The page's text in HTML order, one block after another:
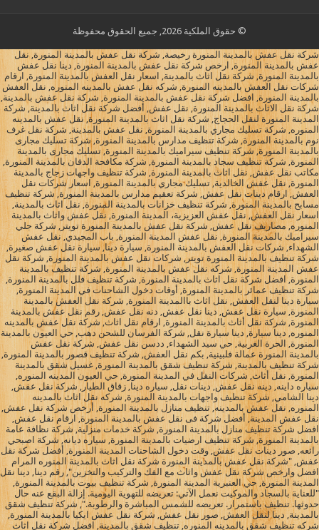
© حقوق الملكية 2026, جميع الحقوق محفوظة
شركة نقل عفش بالمدينة المنورة رخيصة, شركة نقل عفش بالمدينة المنورة, نقل
عفش بالمدينة المنورة, ارخص شركة نقل عفش بالمدينة المنورة, دينا نقل عفش
بالمدينة المنورة, شركة نقل اثاث بالمدينة, اسعار نقل العفش بالمدينة المنورة, ارقام
شركات نقل العفش بالمدينه المنورة, شركه نقل عفش بالمدينه المنوره, نقل العفش
بالمدينة المنورة, افضل شركة نقل عفش بالمدينة المنورة, شركة نقل عفش بالمدينة,
شركة نقل الاثاث بالمدينة المنورة, نقل عفش, أفضل شركة نقل اثاث بالمدينة, شركة
المدينة المنورة لنقل الحجاج, شركة نقل اثاث بالمدينة المنورة, نقل عفش بالمدينه
المنوره, شركة تسليك مجاري بالمدينة المنورة, نقل عفش بالمدينة, شركة نقل غرف
نوم بالمدينة المنورة, شركة تنظيف مدارس بالمدينة المنورة, شركة تسليك مجارى
بالمدينة المنورة, شركة تنظيف سيراميك بالمدينة المنورة, تسليك مجارى بالمدينة
المنورة, شركة تنظيف سجاد بالمدينة المنورة, شركة مكافحة الدفان بالمدينة المنورة,
مكاتب نقل عفش, نقل اثاث بالمدينة المنورة, شركة تنظيف واجهات زجاج بالمدينة
المنورة, نقل عفش الخالدية, تسليك مجاري بالمدينة المنورة, اسعار شركات نقل
العفش, ارقام دينات نقل عفش, شركة تعقيم مدارس بالمدينة المنورة, شركة تنظيف
مسابح بالمدينة المنورة, شركة تنظيف خزانات بالمدينة المنورة, نقل اثاث بالمدينة,
اسعار نقل العفش, نقل عفش العزيزية، المدينة المنورة, نقل عفش واثاث بالمدينة
المنوره, مصاريف نقل عفش, شركة نقل عفش بالمدينة المنورة تويتر, شركة جلي
سيراميك بالمدينة المنورة, نقل عفش المدينة المنورة, باب المجيدي, نقل عفش
الشهداء, شركات نقل العفش بالمدينة المنورة, سيارة دينا, سيارة نقل عفش صغيرة,
شركة تنظيف بالمدينة المنورة تويتر, شركات نقل عفش بالمدينة المنورة, شركة نقل
عفش المدينة المنورة, شركه نقل عفش بالمدينة المنورة, شركة تنظيف بالمدينة
المنورة, افضل شركة نقل اثاث بالمدينة المنورة, شركة تنظيف فلل بالمدينة المنورة,
شركة تنظيف عمائر بالمدينة المنورة, أوقات دخول الشاحنات في المدينة المنورة,
سيارة دينا لنقل العفش, نقل اثاث باالمدينة المنورة, شركة نقل العفش بالمدينة
المنورة, سيارة نقل عفش, دينا نقل عفش, دنه نقل عفش, رقم نقل عفش بالمدينة
المنورة, شركة نقل أثاث بالمدينة المنورة, ارقام نقل اثاث, شركة نقل عفش بالمدينه
المنوره, دينا سيارة, دينا سيارة نقل, شركة الفرسان للشحن دهب, حي العيون بالمدينة
المنورة, الحرة الغربية, حي سيد الشهداء, ددسن نقل عفش, شركة نقل عفش
بالمدينة المنورة عمالة فلبينية, بكم نقل العفش, شركة تنظيف قصور بالمدينة المنورة,
شركة تنظيف بالمدينة, شركة تنظيف شقق بالمدينة المنورة, غسيل شقق بالمدينة
المنورة, نقل أثاث, شركات النقل في المدينة المنورة, حي العيون المدينه المنوره,
سياره داينه, دينه نقل عفش, دينات نقل, سياره دينا, زقاق الطيار, شركة نقل عفش,
دينا الشامي, شركة تنظيف واجهات بالمدينة المنورة, شركه نقل اثاث بالمدينه
المنوره, نقل عفش بالمدينه, تنظيف منازل بالمدينة المنورة, أرخص شركة نقل عفش,
نقل عفش المدينة, أفضل شركة فى نقل عفش بالمدينة المنورة, ارقام نقل عفش,
افضل شركة تنظيف منازل بالمدينة المنورة, شركة خدمات منزلية, شركة نظافة عامة
بالمدينة المنورة, شركة تنظيف ارضيات بالمدينة المنورة, سياره ديانه, شركة اصبحي
رائعه, صور دينات نقل عفش, وقت دخول الشاحنات المدينة المنورة, أفضل شركة نقل
عفش, "شركة نقل عفش بالمدينة المنورة شركة نقل اثاث بالمدينة المنوره المرام
افضل وارخص شركة نقل عفش واثاث مع الفك والتركيب والتخزين", رقم دينا, دينا نقل
المدينة المنورة, حي العنبرية المدينة المنورة, شركة تنظيف بيوت بالمدينة المنورة,
"للعناية بالسجاد والموكيت نعمل الآتي: تعريضه للتهوية اليومية. إزالة البقع عنه حال
حدوثها. تنظيف باستمرار. تعريضه للشمس المباشرة والرطوبة.", شركة تنظيف شقق
بالمدينة, دينا لنقل العفش, صور نقل عفش, شركة نقل عفش ايكيا بالمدينة المنورة,
شركه تنظيف شقق بالمدينه المنوره, تنظيف شقق بالمدينة, افضل شركة نقل اثاث